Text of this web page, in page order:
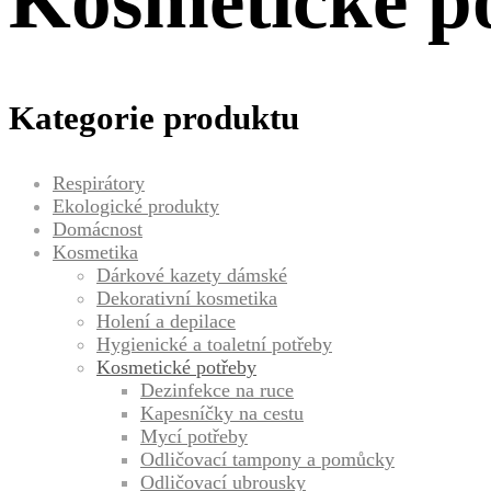
Kategorie produktu
Respirátory
Ekologické produkty
Domácnost
Kosmetika
Dárkové kazety dámské
Dekorativní kosmetika
Holení a depilace
Hygienické a toaletní potřeby
Kosmetické potřeby
Dezinfekce na ruce
Kapesníčky na cestu
Mycí potřeby
Odličovací tampony a pomůcky
Odličovací ubrousky